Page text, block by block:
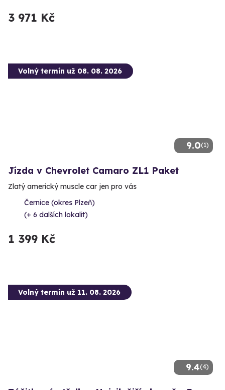
3 971 Kč
9.0(1)
Volný termín už 08. 08. 2026
Jízda v Chevrolet Camaro ZL1 Paket
Zlatý americký muscle car jen pro vás
Černice (okres Plzeň)
(+ 6 dalších lokalit)
1 399 Kč
9.4(4)
Volný termín už 11. 08. 2026